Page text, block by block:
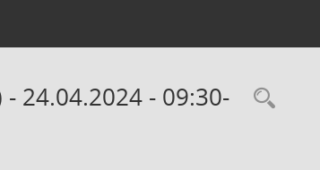
24.04.2024 - 09:30-